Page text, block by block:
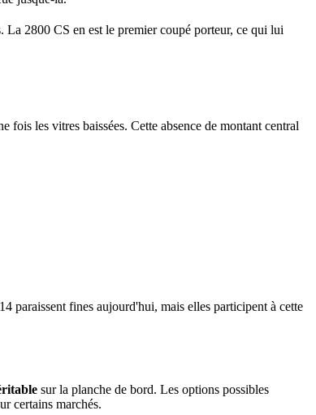
La 2800 CS en est le premier coupé porteur, ce qui lui
fois les vitres baissées. Cette absence de montant central
paraissent fines aujourd'hui, mais elles participent à cette
sur la planche de bord. Les options possibles
certains marchés.